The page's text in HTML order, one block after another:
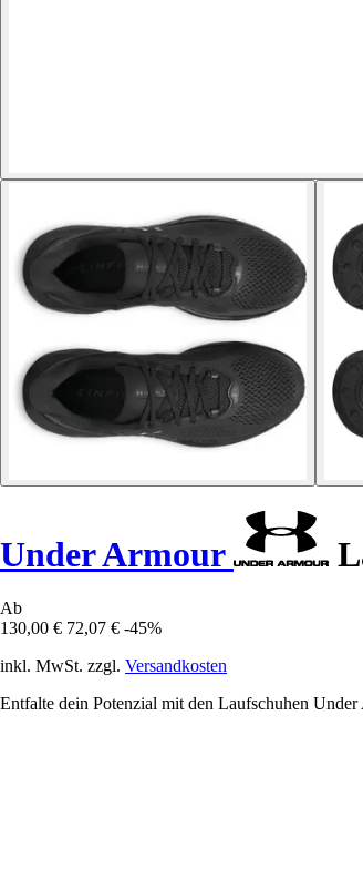
Under Armour
Ab
130,00 € 72,07 € -45%
inkl. MwSt. zzgl. Versandkosten
Entfalte dein Potenzial mit den Laufschuhen